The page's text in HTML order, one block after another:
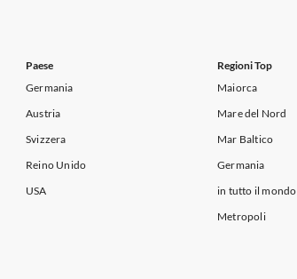
Paese
Germania
Austria
Svizzera
Reino Unido
USA
Regioni Top
Maiorca
Mare del Nord
Mar Baltico
Germania
in tutto il mondo
Metropoli